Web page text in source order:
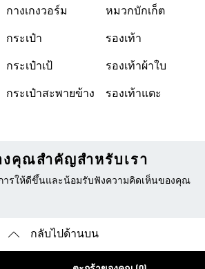
กางเกงวอร์ม
กระเป๋า
กระเป๋าเป้
กระเป๋าสะพายข้าง
หมวกบักเก็ต
รองเท้า
รองเท้าผ้าใบ
รองเท้าแตะ
คุณสำคัญสำหรับเรา
ารให้ดีขึ้นและน้อมรับฟังความคิดเห็นของคุณ
กลับไปด้านบน